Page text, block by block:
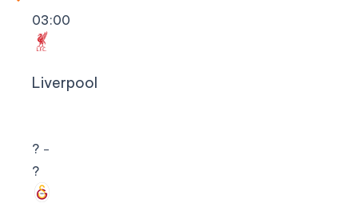
03:00
Liverpool
? –
?